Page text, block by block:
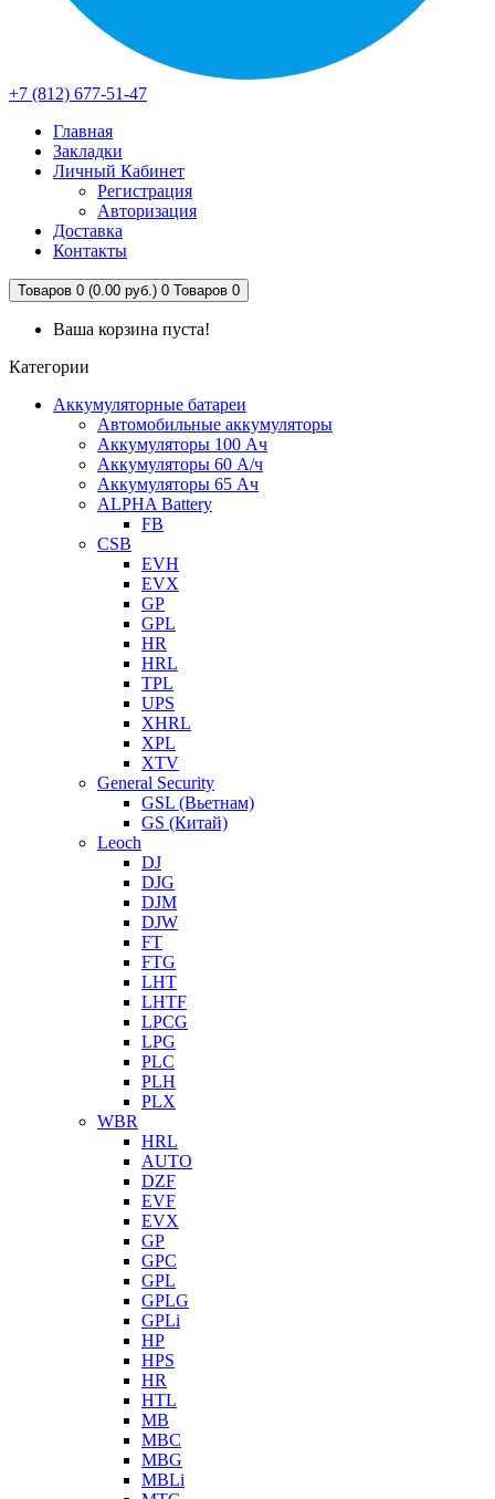
+7 (812) 677-51-47
Главная
Закладки
Личный Кабинет
Регистрация
Авторизация
Доставка
Контакты
Товаров 0 (0.00 руб.) 0 Товаров 0
Ваша корзина пуста!
Категории
Аккумуляторные батареи
Автомобильные аккумуляторы
Аккумуляторы 100 Ач
Аккумуляторы 60 А/ч
Аккумуляторы 65 Ач
ALPHA Battery
FB
CSB
EVH
EVX
GP
GPL
HR
HRL
TPL
UPS
XHRL
XPL
XTV
General Security
GSL (Вьетнам)
GS (Китай)
Leoch
DJ
DJG
DJM
DJW
FT
FTG
LHT
LHTF
LPCG
LPG
PLC
PLH
PLX
WBR
HRL
AUTO
DZF
EVF
EVX
GP
GPC
GPL
GPLG
GPLi
HP
HPS
HR
HTL
MB
MBC
MBG
MBLi